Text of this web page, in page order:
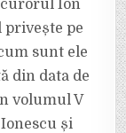
Ion
privește pe
sunt ele
din data de
volumul V
și